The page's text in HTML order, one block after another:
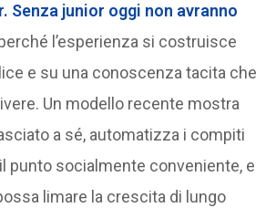
Senza junior oggi non avranno
l’esperienza si costruisce
e su una conoscenza tacita che
Un modello recente mostra
a sé, automatizza i compiti
punto socialmente conveniente, e
limare la crescita di lungo